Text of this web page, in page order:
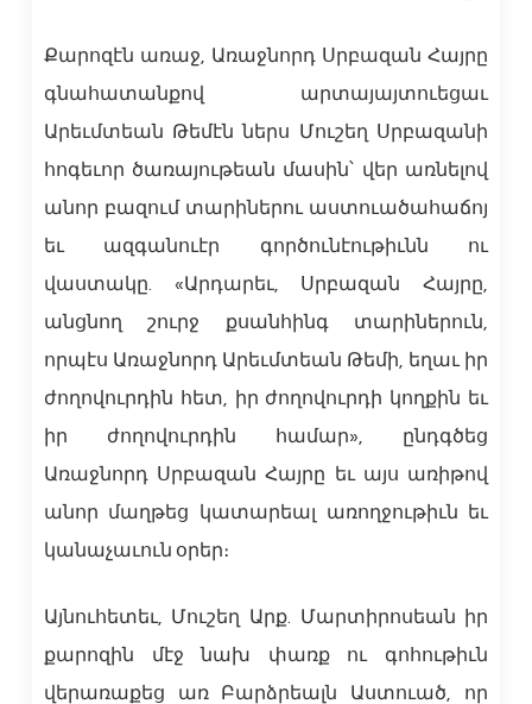
Քարոզէն առաջ, Առաջնորդ Սրբազան Հայրը
գնահատանքով արտայայտուեցաւ
Արեւմտեան Թեմէն ներս Մուշեղ Սրբազանի
հոգեւոր ծառայութեան մասին՝ վեր առնելով
անոր բազում տարիներու աստուածահաճոյ
եւ ազգանուէր գործունէութիւնն ու
վաստակը. «Արդարեւ, Սրբազան Հայրը,
անցնող շուրջ քսանհինգ տարիներուն,
որպէս Առաջնորդ Արեւմտեան Թեմի, եղաւ իր
ժողովուրդին հետ, իր ժողովուրդի կողքին եւ
իր ժողովուրդին համար», ընդգծեց
Առաջնորդ Սրբազան Հայրը եւ այս առիթով
անոր մաղթեց կատարեալ առողջութիւն եւ
կանաչաւուն օրեր։
Այնուհետեւ, Մուշեղ Արք. Մարտիրոսեան իր
քարոզին մէջ նախ փառք ու գոհութիւն
վերառաքեց առ Բարձրեալն Աստուած, որ